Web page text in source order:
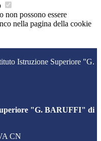
non possono essere
nella pagina della cookie
Istruzione Superiore "G.
"G. BARUFFI" di
CN